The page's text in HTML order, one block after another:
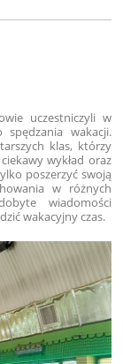
uczestniczyli w
spędzania wakacji.
klas, którzy
wykład oraz
poszerzyć swoją
w różnych
wiadomości
wakacyjny czas.